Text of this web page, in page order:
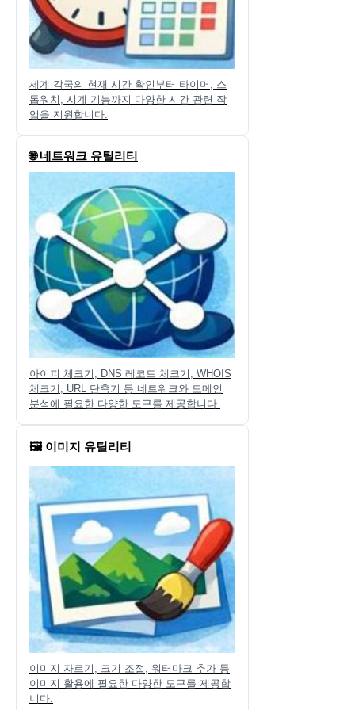
세계 각국의 현재 시간 확인부터 타이머, 스
톱워치, 시계 기능까지 다양한 시간 관련 작
업을 지원합니다.
🌐 네트워크 유틸리티
아이피 체크기, DNS 레코드 체크기, WHOIS
체크기, URL 단축기 등 네트워크와 도메인
분석에 필요한 다양한 도구를 제공합니다.
🖼️ 이미지 유틸리티
이미지 자르기, 크기 조절, 워터마크 추가 등
이미지 활용에 필요한 다양한 도구를 제공합
니다.